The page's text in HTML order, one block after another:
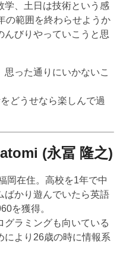
学、土日は技術という感
の範囲を終わらせようか
んびりやっていこうと思
った通りにいかないこ
どうせなら楽しんで過
(永冨 隆之)
岡在住。高校を1年で中
ばかり遊んでいたら英語
を獲得。
グラミングも向いている
により26歳の時に情報系